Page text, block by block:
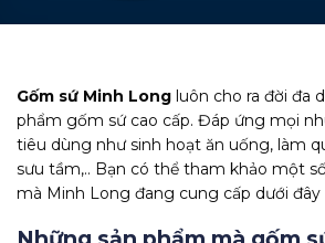
Gốm sứ Minh Long luôn cho ra đời đa
phẩm gốm sứ cao cấp. Đáp ứng mọi
tiêu dùng như sinh hoạt ăn uống, làm
sưu tầm,.. Bạn có thể tham khảo một
mà Minh Long đang cung cấp dưới đây